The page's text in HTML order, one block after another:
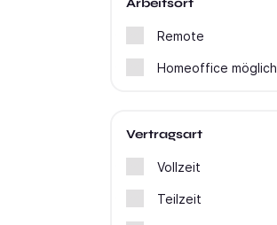
Arbeitsort
Remote
Homeoffice möglich
Vertragsart
Vollzeit
Teilzeit